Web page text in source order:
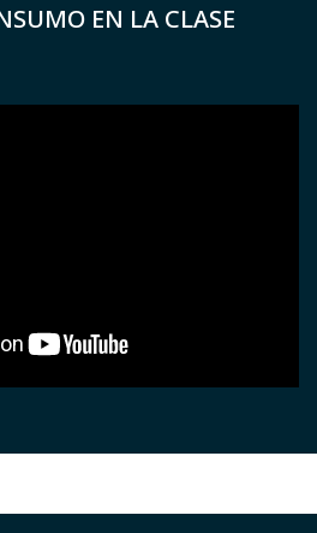
EN LA CLASE